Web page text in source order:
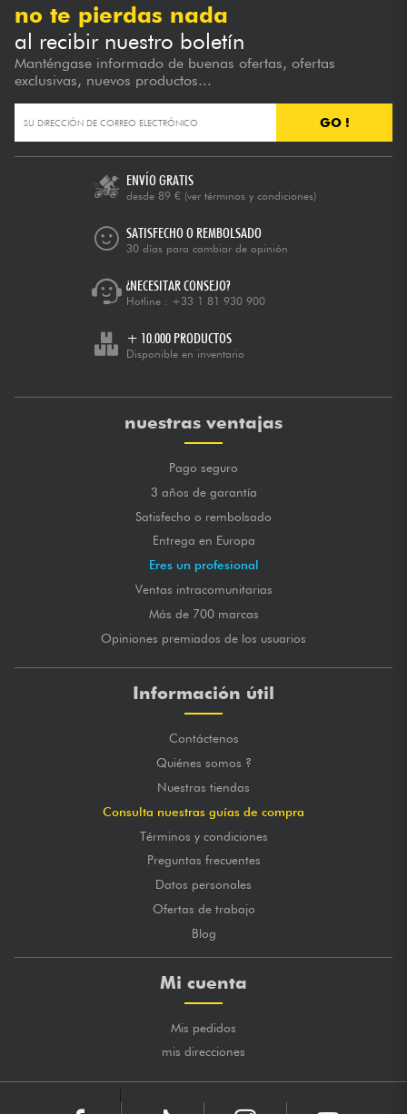
no te pierdas nada
al recibir nuestro boletín
Manténgase informado de buenas ofertas, ofertas
exclusivas, nuevos productos...
GO !
ENVÍO GRATIS
desde 89 € (ver términos y condiciones)
SATISFECHO O REMBOLSADO
30 días para cambiar de opinión
¿NECESITAR CONSEJO?
Hotline : +33 1 81 930 900
+ 10.000 PRODUCTOS
Disponible en inventario
nuestras ventajas
Pago seguro
3 años de garantía
Satisfecho o rembolsado
Entrega en Europa
Eres un profesional
Ventas intracomunitarias
Más de 700 marcas
Opiniones premiados de los usuarios
Información útil
Contáctenos
Quiénes somos ?
Nuestras tiendas
Consulta nuestras guías de compra
Términos y condiciones
Preguntas frecuentes
Datos personales
Ofertas de trabajo
Blog
Mi cuenta
Mis pedidos
mis direcciones